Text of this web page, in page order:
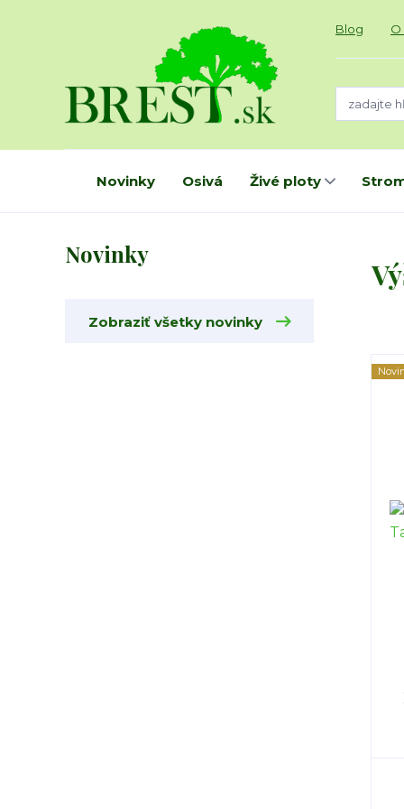
Blog O
Novinky Osivá Živé ploty
Novinky
Zobraziť všetky novinky